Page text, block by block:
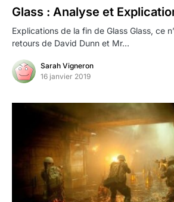
Glass : Analyse et
Explications de la fin de Glass Glass, ce
retours de David Dunn et Mr…
Sarah Vigneron
16 janvier 2019